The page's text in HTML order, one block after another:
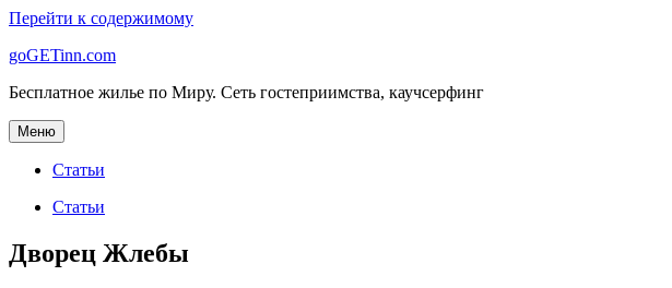
Перейти к содержимому
goGETinn.com
Бесплатное жилье по Миру. Сеть гостеприимства, каучсерфинг
Меню
Статьи
Статьи
Дворец Жлебы